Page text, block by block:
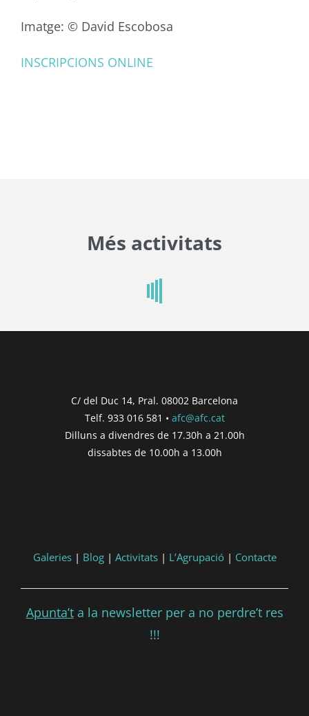
Imatge: © David Escobosa
INSCRIPCIONS ONLINE
Més activitats
C/ del Duc 14, Pral. 08002 Barcelona
Telf. 933 016 581 • afc@afc.cat
Dilluns a divendres de 17.30h a 21.00h
dissabtes de 10.00h a 13.00h
Galeries| Blog| Activitats| L’Agrupació| Contacte
Apunta’ta la newsletter per a no perdre’t res
!!!